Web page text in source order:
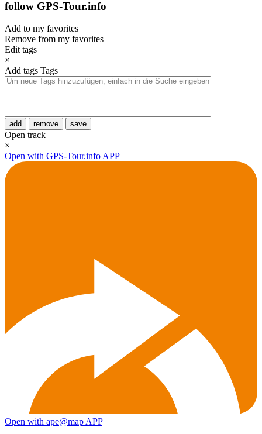
follow GPS-Tour.info
Add to my favorites
Remove from my favorites
Edit tags
×
Add tags Tags
add remove save
Open track
×
Open with GPS-Tour.info APP
Open with ape@map APP